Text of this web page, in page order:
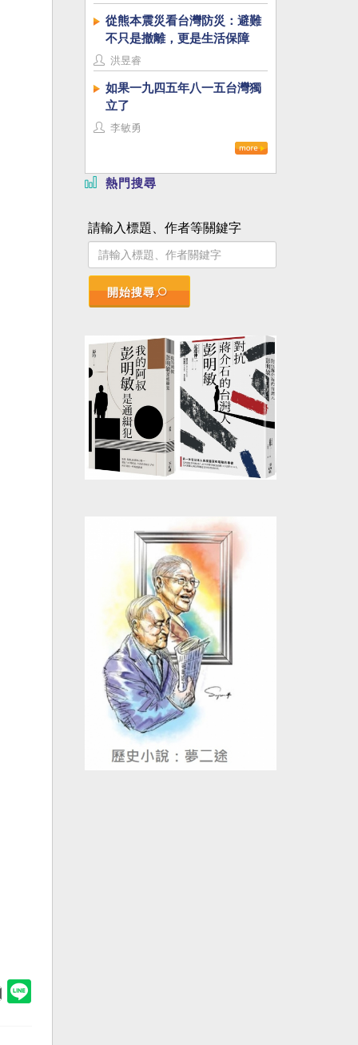
從熊本震災看台灣防災：避難
不只是撤離，更是生活保障
洪昱睿
如果一九四五年八一五台灣獨
立了
李敏勇
熱門搜尋
請輸入標題、作者等關鍵字
開始搜尋